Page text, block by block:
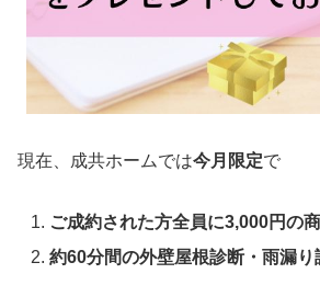
現在、成共ホームでは今月限定で
ご成約された方全員に3,000円の
約60分間の外壁屋根診断・雨漏